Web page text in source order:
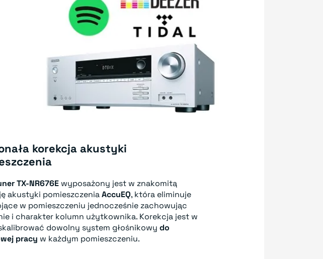
korekcja akustyki
TX-NR676E wyposażony jest w znakomitą
akustyki pomieszczeniaAccuEQ, która eliminuje
w pomieszczeniu jednocześnie zachowując
i charakter kolumn użytkownika. Korekcja jest w
dowolny system głośnikowy do
pracy w każdym pomieszczeniu.